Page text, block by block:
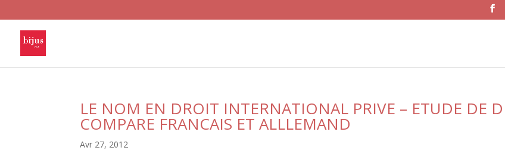
LE NOM EN DROIT INTERNATIONAL PRIVE – ETUDE DE
COMPARE FRANCAIS ET ALLLEMAND
Avr 27, 2012